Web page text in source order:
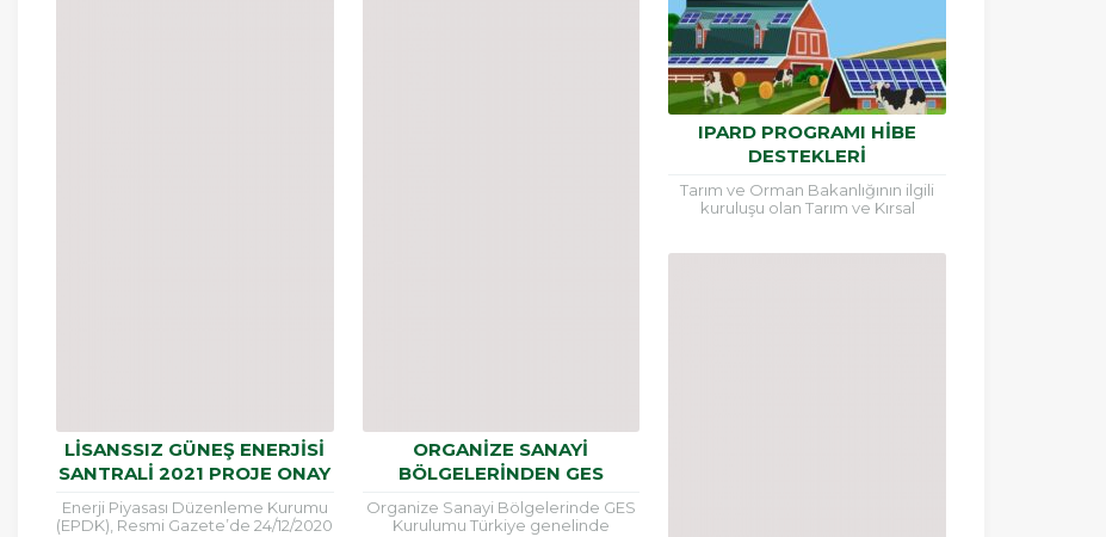
LİSANSSIZ GÜNEŞ ENERJİSİ
SANTRALİ 2021 PROJE ONAY
VE KABUL BEDELLERİNİ
YENİLENDİ
Enerji Piyasası Düzenleme Kurumu
(EPDK), Resmi Gazete’de 24/12/2020
ORGANİZE SANAYİ
BÖLGELERİNDEN GES
KURULUMU
Organize Sanayi Bölgelerinde GES
Kurulumu Türkiye genelinde
IPARD PROGRAMI HİBE
DESTEKLERİ
Tarım ve Orman Bakanlığının ilgili
kuruluşu olan Tarım ve Kırsal